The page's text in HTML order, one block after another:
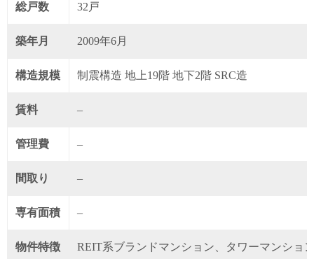
総戸数 32戸
築年月 2009年6月
構造規模 制震構造 地上19階 地下2階 SRC造
賃料 –
管理費 –
間取り –
専有面積 –
物件特徴 REIT系ブランドマンション、タワーマンショ